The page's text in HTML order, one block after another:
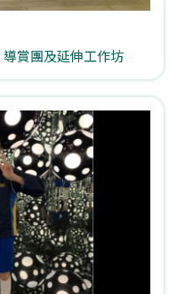
賞團及延伸工作坊